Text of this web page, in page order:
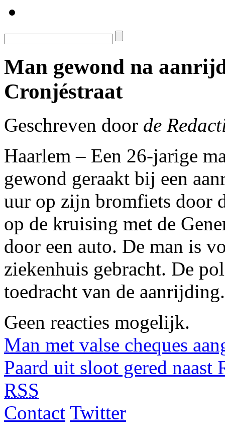
Man gewond na
Cronjéstraat
Geschreven door de
Haarlem – Een 26-jarige
gewond geraakt bij een
uur op zijn bromfiets door
op de kruising met de
door een auto. De man is
ziekenhuis gebracht. De
toedracht van de aanrijding.
Geen reacties mogelijk.
Man met valse cheques
Paard uit sloot gered naast
RSS
Contact Twitter